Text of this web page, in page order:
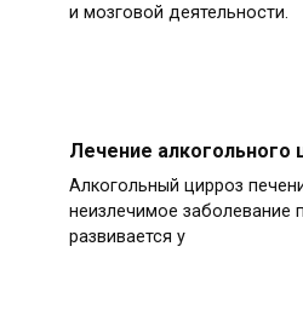
и мозговой деятельности.
Лечение алкогольного
Алкогольный цирроз
неизлечимое заболевание
развивается у